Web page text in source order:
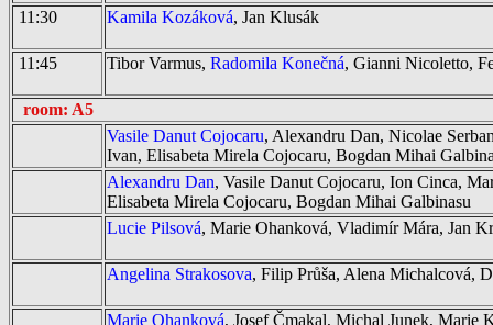
11:30 Kamila Kozáková, Jan Klusák
11:45 Tibor Varmus, Radomila Konečná, Gianni Nicoletto,
room: A5
Vasile Danut Cojocaru, Alexandru Dan, Nicolae
Ivan, Elisabeta Mirela Cojocaru, Bogdan Mihai
Alexandru Dan, Vasile Danut Cojocaru, Ion Cinca,
Elisabeta Mirela Cojocaru, Bogdan Mihai Galbinasu
Lucie Pilsová, Marie Ohanková, Vladimír Mára, Jan
Angelina Strakosova, Filip Průša, Alena Michalcová,
Marie Ohanková, Josef Čmakal, Michal Junek, Marie